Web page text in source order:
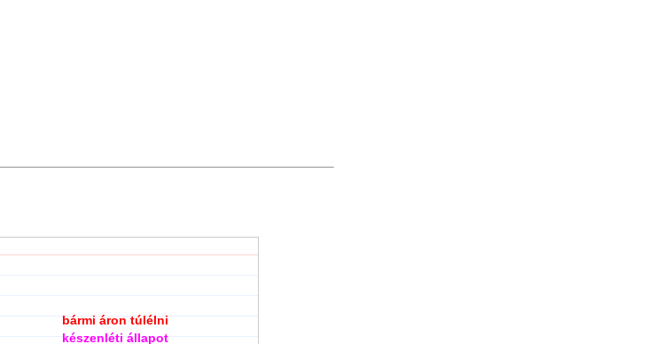
bármi áron túlélni
készenléti állapot